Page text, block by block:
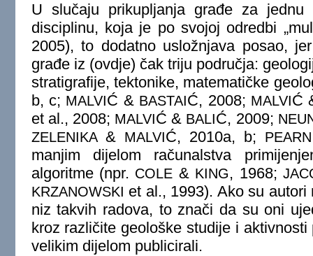
U slučaju prikupljanja građe za jednu
disciplinu, koja je po svojoj odredbi
2005), to dodatno usložnjava posao,
građe iz (ovdje) čak triju područja:
stratigrafije, tektonike, matematičke
b, c; MALVIĆ & BASTAIĆ, 2008; MALVIĆ
et al., 2008; MALVIĆ& BALIĆ, 2009;
ZELENIKA & MALVIĆ, 2010a, b; PEARN
manjim dijelom računalstva
algoritme (npr. COLE & KING, 1968;
KRZANOWSKI et al., 1993). Ako su
niz takvih radova, to znači da su oni
kroz različite geološke studije i
velikim dijelom publicirali.